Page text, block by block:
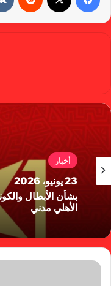
أخبار
23 يونيو، 2026
بشأن الأبطال
الأهلي مدني